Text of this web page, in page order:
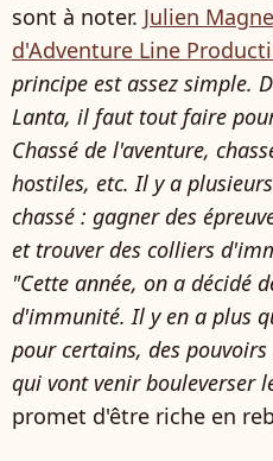
sont à noter. Julien
d'Adventure Line
principe est assez simple.
Lanta, il faut tout faire
Chassé de l'aventure,
hostiles, etc. Il y a
chassé : gagner des
et trouver des colliers
"Cette année, on a décidé
d'immunité. Il y en a plus
pour certains, des
qui vont venir bouleverser
promet d'être riche en